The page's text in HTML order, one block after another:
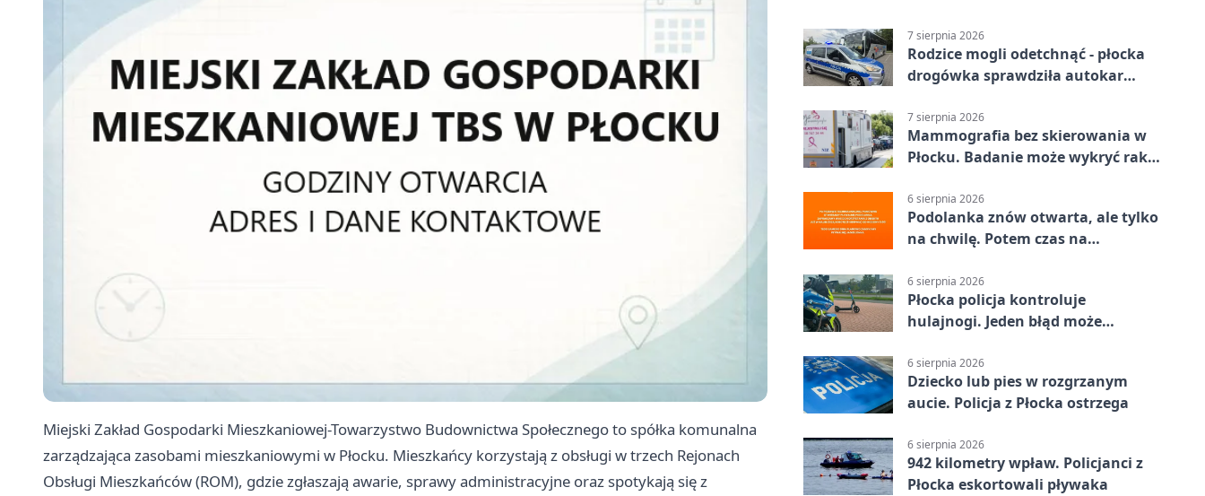
Miejski Zakład Gospodarki Mieszkaniowej-Towarzystwo Budownictwa Społecznego to spółka komunalna
zarządzająca zasobami mieszkaniowymi w Płocku. Mieszkańcy korzystają z obsługi w trzech Rejonach
Obsługi Mieszkańców (ROM), gdzie zgłaszają awarie, sprawy administracyjne oraz spotykają się z
7 sierpnia 2026
Rodzice mogli odetchnąć - płocka
drogówka sprawdziła autokar
7 sierpnia 2026
Mammografia bez skierowania w
Płocku. Badanie może wykryć raka,
6 sierpnia 2026
Podolanka znów otwarta, ale tylko
na chwilę. Potem czas na
6 sierpnia 2026
Płocka policja kontroluje
hulajnogi. Jeden błąd może
6 sierpnia 2026
Dziecko lub pies w rozgrzanym
aucie. Policja z Płocka ostrzega
6 sierpnia 2026
942 kilometry wpław. Policjanci z
Płocka eskortowali pływaka